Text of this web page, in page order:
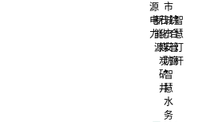
源
电
力
新
能
源
石
化
煤
炭
矿
井
市
城
市
安
防
综
合
管
廊
智
慧
灯
杆
智
慧
水
务